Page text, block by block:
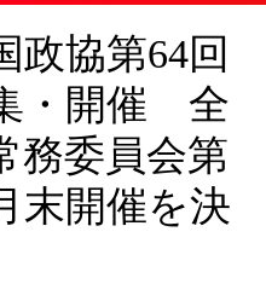
政協第64回
・開催 全
務委員会第
末開催を決